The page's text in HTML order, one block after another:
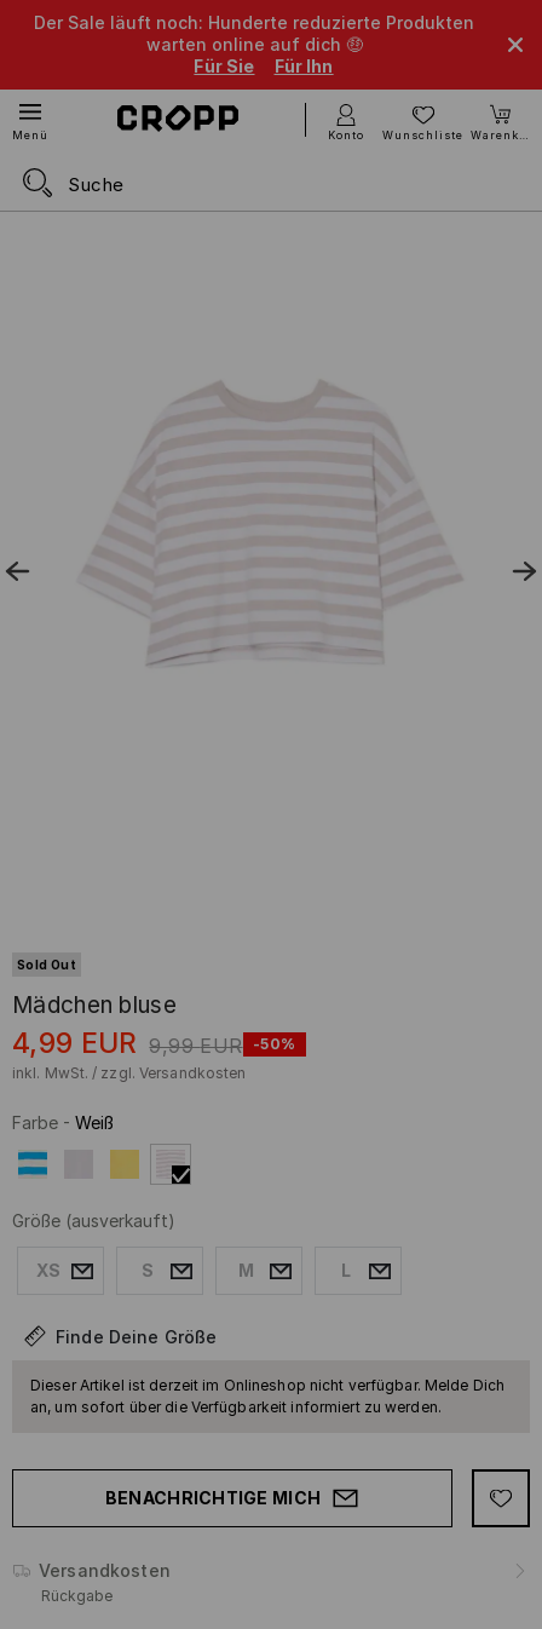
Der Sale läuft noch: Hunderte reduzierte Produkten
warten online auf dich 🤑
Für Sie
Für Ihn
Menü Konto Wunschliste Warenkorb
Sold Out
Mädchen bluse
4,99 EUR 9,99 EUR
-50%
inkl. MwSt. / zzgl. Versandkosten
Farbe - Weiß
Größe (ausverkauft)
XS S M L
Finde Deine Größe
Dieser Artikel ist derzeit im Onlineshop nicht verfügbar. Melde Dich
an, um sofort über die Verfügbarkeit informiert zu werden.
BENACHRICHTIGE MICH
Versandkosten
Rückgabe